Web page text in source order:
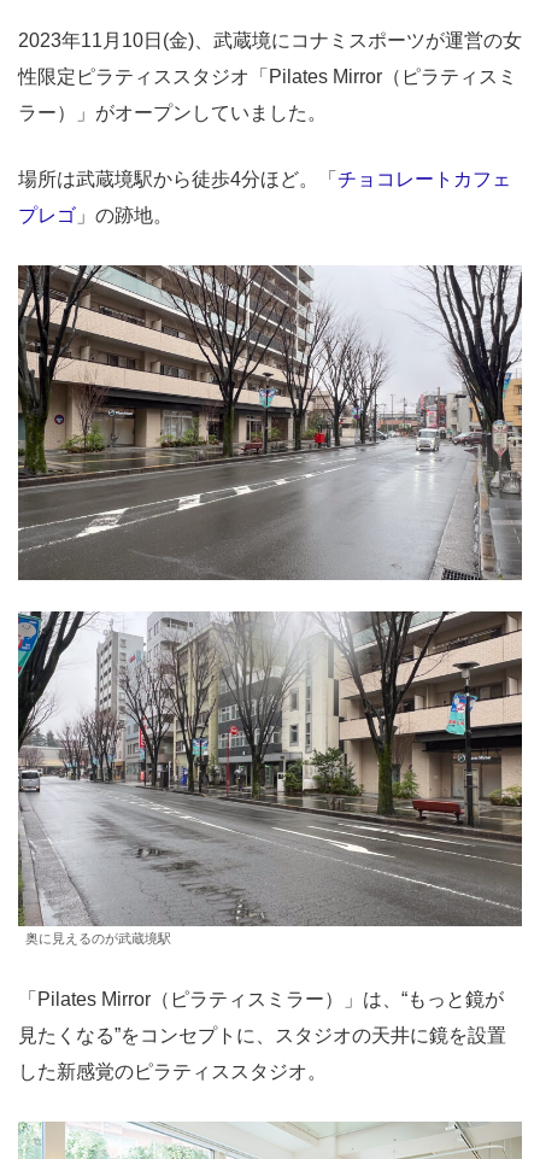
2023年11月10日(金)、武蔵境にコナミスポーツが運営の女
性限定ピラティススタジオ「Pilates Mirror（ピラティスミ
ラー）」がオープンしていました。
場所は武蔵境駅から徒歩4分ほど。「 チョコレートカフェ
プレゴ 」の跡地。
奥に見えるのが武蔵境駅
「Pilates Mirror（ピラティスミラー）」は、“もっと鏡が
見たくなる”をコンセプトに、スタジオの天井に鏡を設置
した新感覚のピラティススタジオ。